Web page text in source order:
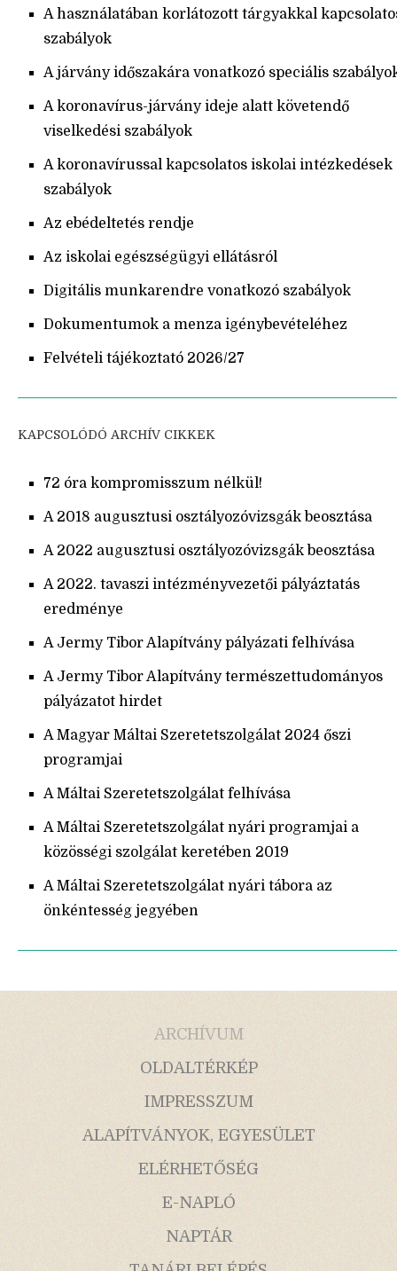
A használatában korlátozott tárgyakkal
szabályok
A járvány időszakára vonatkozó speciális
A koronavírus-járvány ideje alatt követendő
viselkedési szabályok
A koronavírussal kapcsolatos iskolai intézkedések
szabályok
Az ebédeltetés rendje
Az iskolai egészségügyi ellátásról
Digitális munkarendre vonatkozó szabályok
Dokumentumok a menza igénybevételéhez
Felvételi tájékoztató 2026/27
KAPCSOLÓDÓ ARCHÍV CIKKEK
72 óra kompromisszum nélkül!
A 2018 augusztusi osztályozóvizsgák beosztása
A 2022 augusztusi osztályozóvizsgák beosztása
A 2022. tavaszi intézményvezetői pályáztatás
eredménye
A Jermy Tibor Alapítvány pályázati felhívása
A Jermy Tibor Alapítvány természettudományos
pályázatot hirdet
A Magyar Máltai Szeretetszolgálat 2024 őszi
programjai
A Máltai Szeretetszolgálat felhívása
A Máltai Szeretetszolgálat nyári programjai a
közösségi szolgálat keretében 2019
A Máltai Szeretetszolgálat nyári tábora az
önkéntesség jegyében
ARCHÍVUM
OLDALTÉRKÉP
IMPRESSZUM
ALAPÍTVÁNYOK, EGYESÜLET
ELÉRHETŐSÉG
E-NAPLÓ
NAPTÁR